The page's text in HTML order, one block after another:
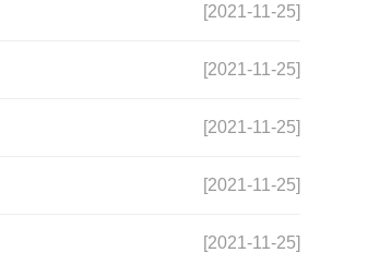
[2021-11-25]
[2021-11-25]
[2021-11-25]
[2021-11-25]
[2021-11-25]